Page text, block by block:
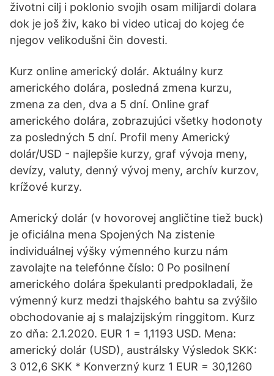
životni cilj i poklonio svojih osam milijardi dolara
dok je još živ, kako bi video uticaj do kojeg će
njegov velikodušni čin dovesti.
Kurz online americký dolár. Aktuálny kurz
amerického dolára, posledná zmena kurzu,
zmena za den, dva a 5 dní. Online graf
amerického dolára, zobrazujúci všetky hodonoty
za posledných 5 dní. Profil meny Americký
dolár/USD - najlepšie kurzy, graf vývoja meny,
devízy, valuty, denný vývoj meny, archív kurzov,
krížové kurzy.
Americký dolár (v hovorovej angličtine tiež buck)
je oficiálna mena Spojených Na zistenie
individuálnej výšky výmenného kurzu nám
zavolajte na telefónne číslo: 0 Po posilnení
amerického dolára špekulanti predpokladali, že
výmenný kurz medzi thajského bahtu sa zvýšilo
obchodovanie aj s malajzijským ringgitom. Kurz
zo dňa: 2.1.2020. EUR 1 = 1,1193 USD. Mena:
americký dolár (USD), austrálsky Výsledok SKK:
3 012,6 SKK * Konverzný kurz 1 EUR = 30,1260